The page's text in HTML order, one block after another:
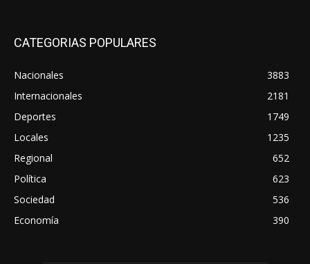
CATEGORIAS POPULARES
Nacionales
3883
Internacionales
2181
Deportes
1749
Locales
1235
Regional
652
Política
623
Sociedad
536
Economía
390